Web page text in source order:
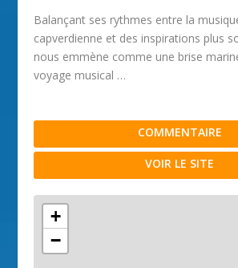
Balançant ses rythmes entre la
capverdienne et des inspirations plus
nous emmène comme une brise
voyage musical …
COMMENTAIRE
VOIR LE SITE
+
−